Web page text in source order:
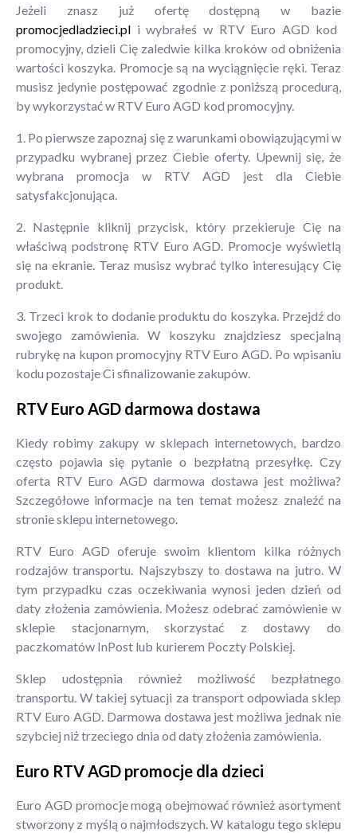
Jeżeli znasz już ofertę dostępną w bazie
promocjedladzieci.pl i wybrałeś w RTV Euro AGD kod
promocyjny, dzieli Cię zaledwie kilka kroków od obniżenia
wartości koszyka. Promocje są na wyciągnięcie ręki. Teraz
musisz jedynie postępować zgodnie z poniższą procedurą,
by wykorzystać w RTV Euro AGD kod promocyjny.
1. Po pierwsze zapoznaj się z warunkami obowiązującymi w
przypadku wybranej przez Ciebie oferty. Upewnij się, że
wybrana promocja w RTV AGD jest dla Ciebie
satysfakcjonująca.
2. Następnie kliknij przycisk, który przekieruje Cię na
właściwą podstronę RTV Euro AGD. Promocje wyświetlą
się na ekranie. Teraz musisz wybrać tylko interesujący Cię
produkt.
3. Trzeci krok to dodanie produktu do koszyka. Przejdź do
swojego zamówienia. W koszyku znajdziesz specjalną
rubrykę na kupon promocyjny RTV Euro AGD. Po wpisaniu
kodu pozostaje Ci sfinalizowanie zakupów.
RTV Euro AGD darmowa dostawa
Kiedy robimy zakupy w sklepach internetowych, bardzo
często pojawia się pytanie o bezpłatną przesyłkę. Czy
oferta RTV Euro AGD darmowa dostawa jest możliwa?
Szczegółowe informacje na ten temat możesz znaleźć na
stronie sklepu internetowego.
RTV Euro AGD oferuje swoim klientom kilka różnych
rodzajów transportu. Najszybszy to dostawa na jutro. W
tym przypadku czas oczekiwania wynosi jeden dzień od
daty złożenia zamówienia. Możesz odebrać zamówienie w
sklepie stacjonarnym, skorzystać z dostawy do
paczkomatów InPost lub kurierem Poczty Polskiej.
Sklep udostępnia również możliwość bezpłatnego
transportu. W takiej sytuacji za transport odpowiada sklep
RTV Euro AGD. Darmowa dostawa jest możliwa jednak nie
szybciej niż trzeciego dnia od daty złożenia zamówienia.
Euro RTV AGD promocje dla dzieci
Euro AGD promocje mogą obejmować również asortyment
stworzony z myślą o najmłodszych. W katalogu tego sklepu